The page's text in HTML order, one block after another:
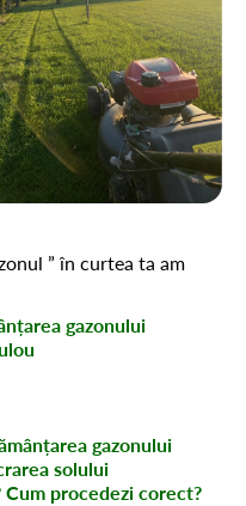
” în curtea ta am
gazonului
gazonului
solului
procedezi corect?